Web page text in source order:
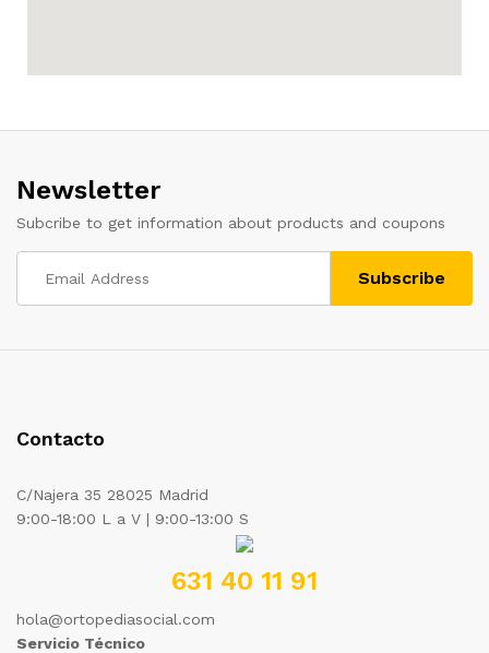
Newsletter
Subcribe to get information about products and coupons
Contacto
C/Najera 35 28025 Madrid
9:00-18:00 L a V | 9:00-13:00 S
631 40 11 91
hola@ortopediasocial.com
Servicio Técnico